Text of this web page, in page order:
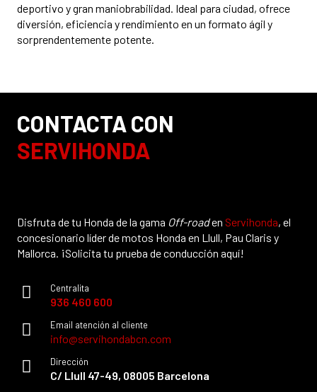
deportivo y gran maniobrabilidad. Ideal para ciudad, ofrece
diversión, eficiencia y rendimiento en un formato ágil y
sorprendentemente potente.
CONTACTA CON
SERVIHONDA
Disfruta de tu Honda de la gama Off-roaden Servihonda, el
concesionario líder de motos Honda en Llull, Pau Claris y
Mallorca. ¡Solicita tu prueba de conducción aquí!
Centralita
936 460 600
Email atención al cliente
info@servihondabcn.com
Dirección
C/ Llull 47-49, 08005 Barcelona